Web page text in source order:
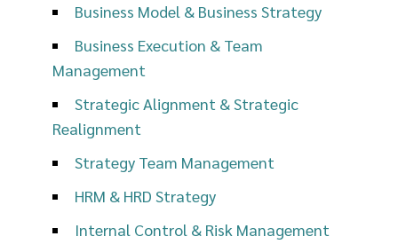
Business Model & Business Strategy
Business Execution & Team
Management
Strategic Alignment & Strategic
Realignment
Strategy Team Management
HRM & HRD Strategy
Internal Control & Risk Management